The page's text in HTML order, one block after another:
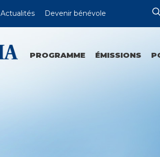
Actualités Devenir bénévole
PROGRAMME ÉMISSIONS